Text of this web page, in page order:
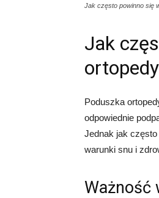
Jak często powinno się
Jak
Poduszka
odpowiednie
Jednak jak
warunki snu i
Ważność